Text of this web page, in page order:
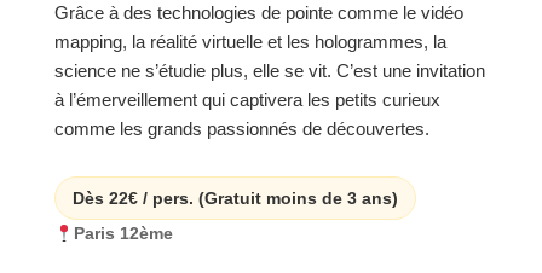
Grâce à des technologies de pointe comme le vidéo
mapping, la réalité virtuelle et les hologrammes, la
science ne s’étudie plus, elle se vit. C’est une invitation
à l’émerveillement qui captivera les petits curieux
comme les grands passionnés de découvertes.
Dès 22€ / pers. (Gratuit moins de 3 ans)
Paris 12ème